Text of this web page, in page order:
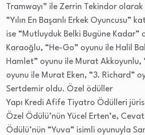
Tramwayı” ile Zerrin Tekindor
“Yılın En Başarılı Erkek Oyuncusu”
ise “Mutluyduk Belki Bugüne Kadar”
Karaoğlu, “He-Go” oyunu ile Halil
Hamlet” oyunu ile Murat Akkoyunlu,
oyunu ile Murat Eken, “3. Richard”
Sertdemir oldu. Özel ödüller
Yapı Kredi Afife Tiyatro Ödülleri
Özel Ödülü’nün Yücel Erten’e,
Ödülü’nün “Yuva” isimli oyunuyla